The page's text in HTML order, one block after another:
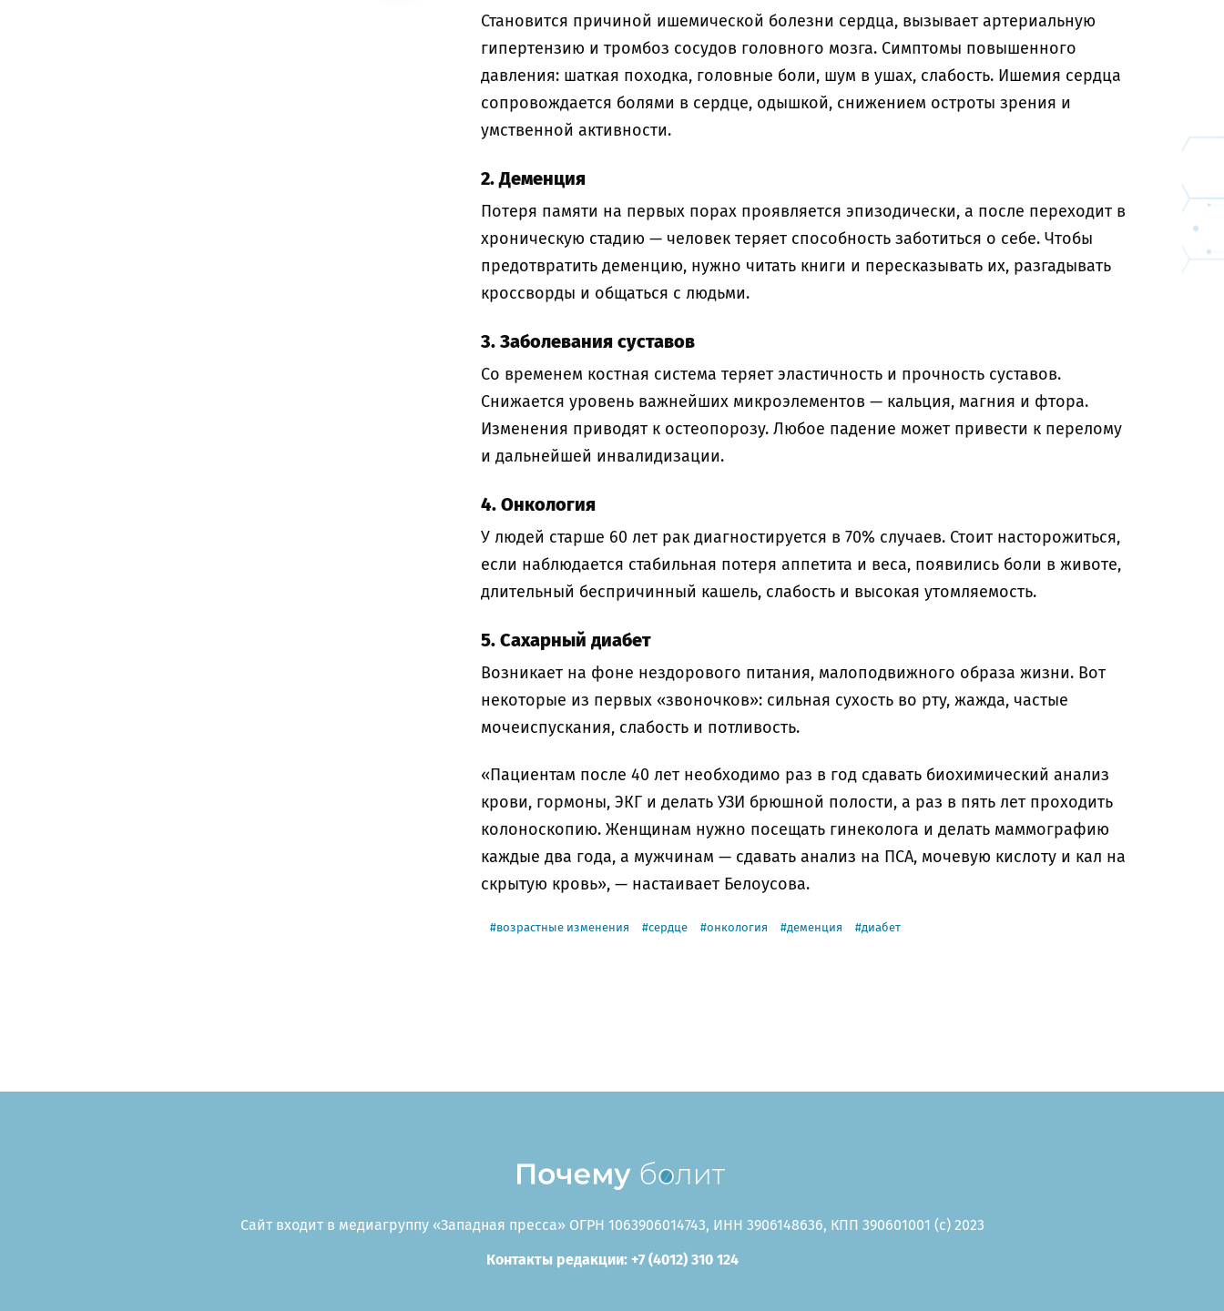
Становится причиной ишемической болезни сердца, вызывает артериальную
гипертензию и тромбоз сосудов головного мозга. Симптомы повышенного
давления: шаткая походка, головные боли, шум в ушах, слабость. Ишемия сердца
сопровождается болями в сердце, одышкой, снижением остроты зрения и
умственной активности.
2. Деменция
Потеря памяти на первых порах проявляется эпизодически, а после переходит в
хроническую стадию — человек теряет способность заботиться о себе. Чтобы
предотвратить деменцию, нужно читать книги и пересказывать их, разгадывать
кроссворды и общаться с людьми.
3. Заболевания суставов
Со временем костная система теряет эластичность и прочность суставов.
Снижается уровень важнейших микроэлементов — кальция, магния и фтора.
Изменения приводят к остеопорозу. Любое падение может привести к перелому
и дальнейшей инвалидизации.
4. Онкология
У людей старше 60 лет рак диагностируется в 70% случаев. Стоит насторожиться,
если наблюдается стабильная потеря аппетита и веса, появились боли в животе,
длительный беспричинный кашель, слабость и высокая утомляемость.
5. Сахарный диабет
Возникает на фоне нездорового питания, малоподвижного образа жизни. Вот
некоторые из первых «звоночков»: сильная сухость во рту, жажда, частые
мочеиспускания, слабость и потливость.
«Пациентам после 40 лет необходимо раз в год сдавать биохимический анализ
крови, гормоны, ЭКГ и делать УЗИ брюшной полости, а раз в пять лет проходить
колоноскопию. Женщинам нужно посещать гинеколога и делать маммографию
каждые два года, а мужчинам — сдавать анализ на ПСА, мочевую кислоту и кал на
скрытую кровь», — настаивает Белоусова.
возрастные изменения сердце онкология деменция диабет
Сайт входит в медиагруппу «Западная пресса» ОГРН 1063906014743, ИНН 3906148636, КПП 390601001 (c) 2023
Контакты редакции: +7 (4012) 310 124